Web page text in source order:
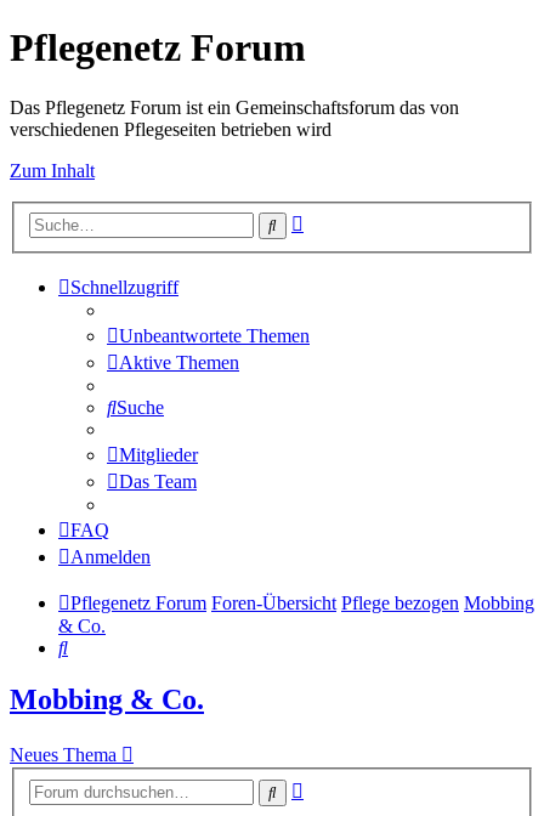
Pflegenetz Forum
Das Pflegenetz Forum ist ein Gemeinschaftsforum das von
verschiedenen Pflegeseiten betrieben wird
Zum Inhalt
Suche
Schnellzugriff
Unbeantwortete Themen
Aktive Themen
Suche
Mitglieder
Das Team
FAQ
Anmelden
Pflegenetz Forum Foren-Übersicht Pflege bezogen Mobbing
& Co.
Suche
Mobbing & Co.
Neues Thema
Suche